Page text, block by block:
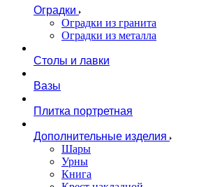
Оградки
Оградки из гранита
Оградки из металла
Столы и лавки
Вазы
Плитка портретная
Дополнительные изделия
Шары
Урны
Книга